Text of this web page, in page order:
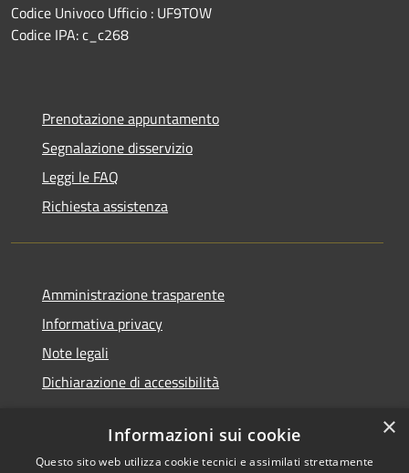
Codice Univoco Ufficio : UF9TOW
Codice IPA: c_c268
Prenotazione appuntamento
Segnalazione disservizio
Leggi le FAQ
Richiesta assistenza
Amministrazione trasparente
Informativa privacy
Note legali
Dichiarazione di accessibilità
×
Informazioni sui cookie
Questo sito web utilizza cookie tecnici e assimilati strettamente